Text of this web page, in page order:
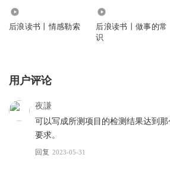
后浪读书丨情感勒索
后浪读书丨做事的常
识
用户评论
夜謙
可以写成所测项目的检测结果达到
要求。
回复 2023-05-31